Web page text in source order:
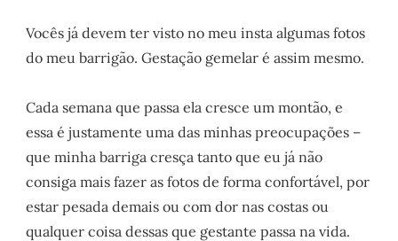
Vocês já devem ter visto no meu insta algumas fotos
do meu barrigão. Gestação gemelar é assim mesmo.
Cada semana que passa ela cresce um montão, e
essa é justamente uma das minhas preocupações –
que minha barriga cresça tanto que eu já não
consiga mais fazer as fotos de forma confortável, por
estar pesada demais ou com dor nas costas ou
qualquer coisa dessas que gestante passa na vida.